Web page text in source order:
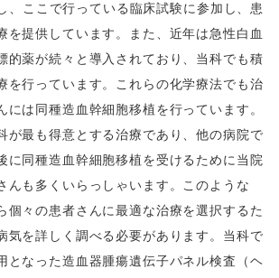
、ここで行っている臨床試験に参加し、患
を提供しています。また、近年は急性白血
的薬が続々と導入されており、当科でも積
を行っています。これらの化学療法でも治
には同種造血幹細胞移植を行っています。
が最も得意とする治療であり、他の病院で
に同種造血幹細胞移植を受けるために当院
んも多くいらっしゃいます。このような
個々の患者さんに最適な治療を選択するた
気を詳しく調べる必要があります。当科で
となった造血器腫瘍遺伝子パネル検査（ヘ